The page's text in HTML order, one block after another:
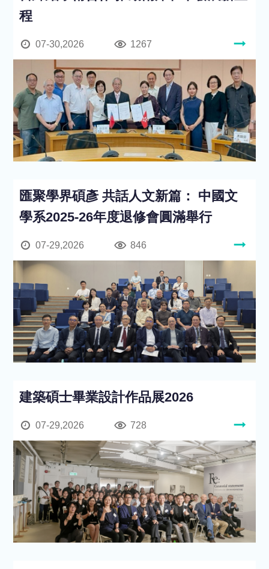
程
07-30,2026 1267
匯聚學界碩彥 共話人文新篇： 中國文
學系2025-26年度退修會圓滿舉行
07-29,2026 846
建築碩士畢業設計作品展2026
07-29,2026 728